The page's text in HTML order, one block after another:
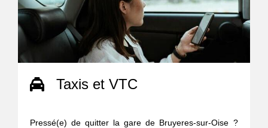
Taxis et VTC
Pressé(e) de quitter la gare de Bruyeres-sur-Oise ?